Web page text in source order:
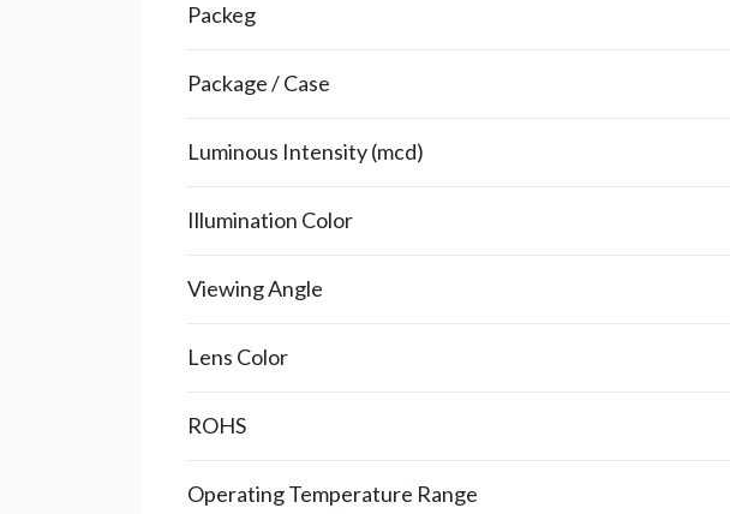
Packeg
Package / Case
Luminous Intensity (mcd)
Illumination Color
Viewing Angle
Lens Color
ROHS
Operating Temperature Range